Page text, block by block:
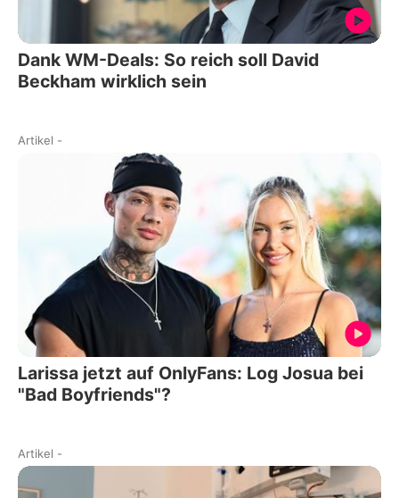
Dank WM-Deals: So reich soll David
Beckham wirklich sein
Artikel -
Larissa jetzt auf OnlyFans: Log Josua bei
"Bad Boyfriends"?
Artikel -